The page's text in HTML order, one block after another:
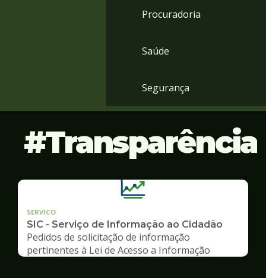
Procuradoria
Saúde
Segurança
Transparência
SERVICO
SIC - Serviço de Informação ao Cidadão
Pedidos de solicitação de informação
pertinentes à Lei de Acesso a Informação